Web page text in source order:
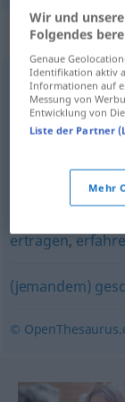
haben,erfahren
(jemandem)
(jemandem)
ertragen,
(jemandem)
©
Wir und
Folgendes
Genaue
Identifikation aktiv
Informationen auf
Messung von
Entwicklung von
Liste der Partner
Mehr